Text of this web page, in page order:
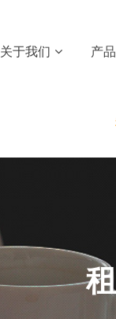
关于我们 产